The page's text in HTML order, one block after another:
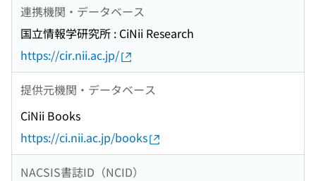
連携機関・データベース
国立情報学研究所 : CiNii Research
https://cir.nii.ac.jp/
提供元機関・データベース
CiNii Books
https://ci.nii.ac.jp/books
NACSIS書誌ID（NCID）